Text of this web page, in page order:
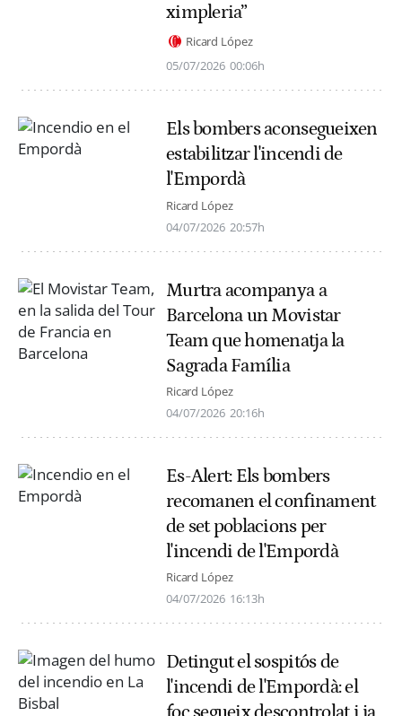
ximpleria”
Ricard López
05/07/2026 00:06h
Els bombers aconsegueixen
estabilitzar l'incendi de
l'Empordà
Ricard López
04/07/2026 20:57h
Murtra acompanya a
Barcelona un Movistar
Team que homenatja la
Sagrada Família
Ricard López
04/07/2026 20:16h
Es-Alert: Els bombers
recomanen el confinament
de set poblacions per
l'incendi de l'Empordà
Ricard López
04/07/2026 16:13h
Detingut el sospitós de
l'incendi de l'Empordà: el